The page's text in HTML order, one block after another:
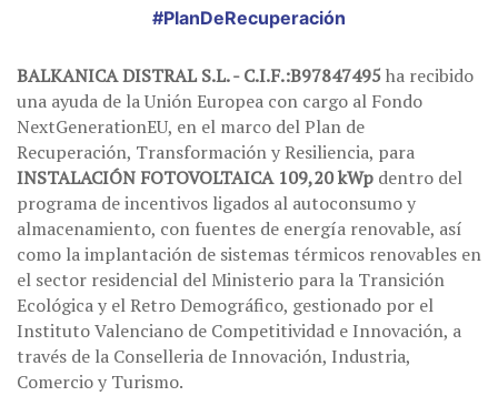
#PlanDeRecuperación
BALKANICA DISTRAL S.L. - C.I.F.:B97847495 ha recibido
una ayuda de la Unión Europea con cargo al Fondo
NextGenerationEU, en el marco del Plan de
Recuperación, Transformación y Resiliencia, para
INSTALACIÓN FOTOVOLTAICA 109,20 kWp dentro del
programa de incentivos ligados al autoconsumo y
almacenamiento, con fuentes de energía renovable, así
como la implantación de sistemas térmicos renovables en
el sector residencial del Ministerio para la Transición
Ecológica y el Retro Demográfico, gestionado por el
Instituto Valenciano de Competitividad e Innovación, a
través de la Conselleria de Innovación, Industria,
Comercio y Turismo.